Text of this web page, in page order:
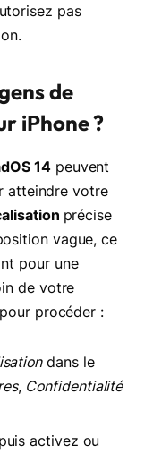
pas
de
iPhone ?
14peuvent
atteindre votre
précise
vague, ce
pour une
de votre
procéder :
dans le
, Confidentialité
activez ou